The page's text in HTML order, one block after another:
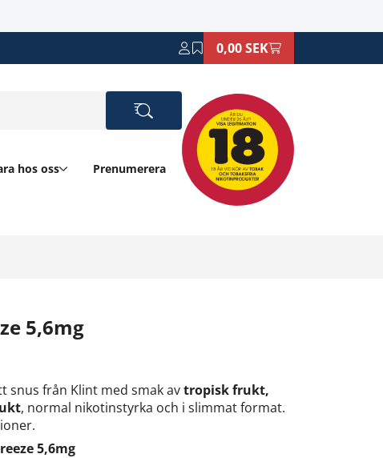
0,00 SEK
hos oss
Prenumerera
5,6mg
snus från Klint med smak avtropisk frukt,
, normal nikotinstyrka och i slimmat format.
5,6mg